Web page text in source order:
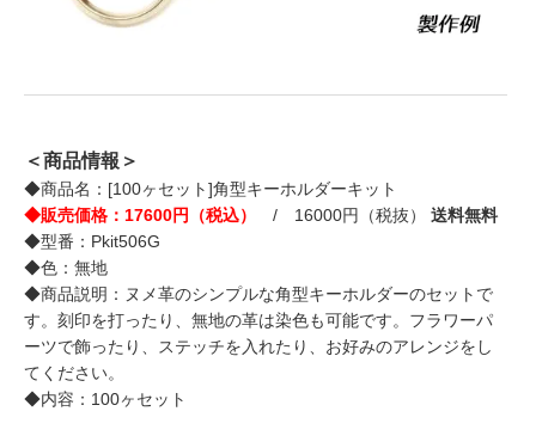
＜商品情報＞
◆商品名：[100ヶセット]角型キーホルダーキット
◆販売価格：17600円（税込）
/ 16000円（税抜） 送料無料
◆型番：Pkit506G
◆色：無地
◆商品説明：ヌメ革のシンプルな角型キーホルダーのセットで
す。刻印を打ったり、無地の革は染色も可能です。フラワーパ
ーツで飾ったり、ステッチを入れたり、お好みのアレンジをし
てください。
◆内容：100ヶセット